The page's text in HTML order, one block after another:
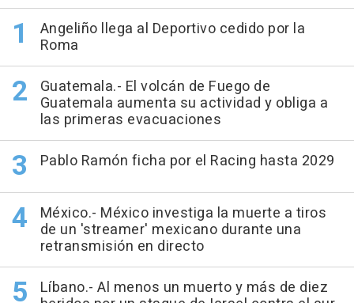
Angeliño llega al Deportivo cedido por la
Roma
Guatemala.- El volcán de Fuego de
Guatemala aumenta su actividad y obliga a
las primeras evacuaciones
Pablo Ramón ficha por el Racing hasta 2029
México.- México investiga la muerte a tiros
de un 'streamer' mexicano durante una
retransmisión en directo
Líbano.- Al menos un muerto y más de diez